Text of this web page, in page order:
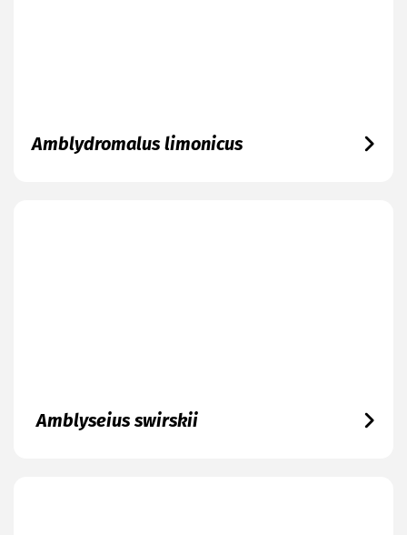
Amblydromalus limonicus
Amblyseius swirskii